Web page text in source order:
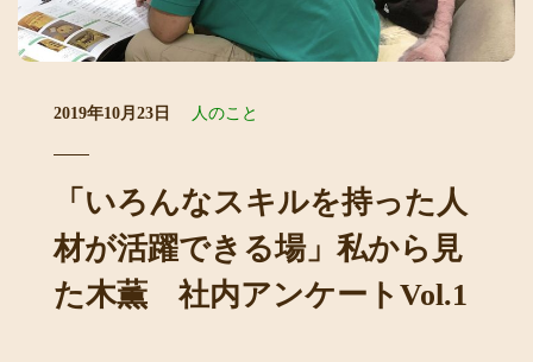
2019年10月23日 人のこと
「いろんなスキルを持った人
材が活躍できる場」私から見
た木薫 社内アンケートVol.1